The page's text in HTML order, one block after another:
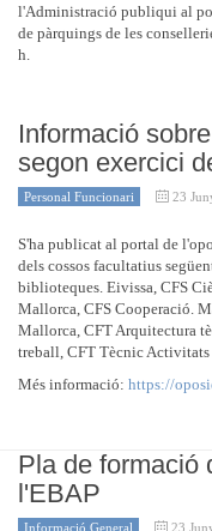
l'Administració publiqui al
de pàrquings de les
h.
Informació
segon exercici
Personal Funcionari 23
S'ha publicat al portal de
dels cossos facultatius
biblioteques. Eivissa, CFS
Mallorca, CFS Cooperació.
Mallorca, CFT Arquitectura
treball, CFT Tècnic
Més informació: https://
Pla de formació
l'EBAP
Informació General 23